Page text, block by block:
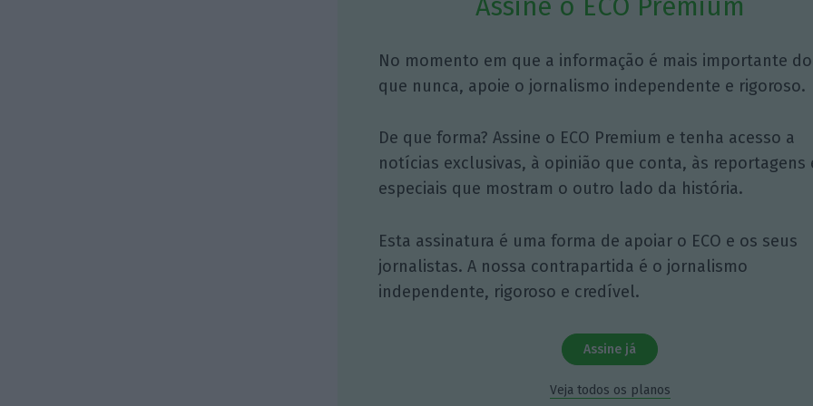
Assine o ECO Premium
No momento em que a informação é mais importante do
que nunca, apoie o jornalismo independente e rigoroso.
De que forma? Assine o ECO Premium e tenha acesso a
notícias exclusivas, à opinião que conta, às reportagens
especiais que mostram o outro lado da história.
Esta assinatura é uma forma de apoiar o ECO e os seus
jornalistas. A nossa contrapartida é o jornalismo
independente, rigoroso e credível.
Assine já
Veja todos os planos